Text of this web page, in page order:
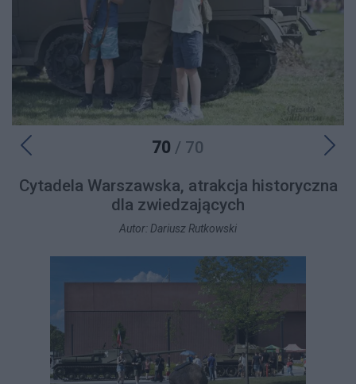
70 / 70
Cytadela Warszawska, atrakcja historyczna
dla zwiedzających
Autor: Dariusz Rutkowski